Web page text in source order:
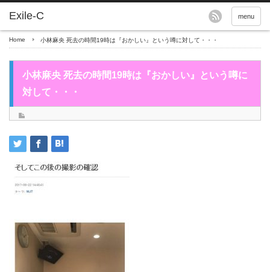
menu
Home 小林麻央 死去の時間19時は『おかしい』という噂に対して・・・
小林麻央 死去の時間19時は『おかしい』という噂に
対して・・・